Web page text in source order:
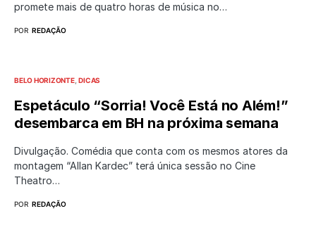
promete mais de quatro horas de música no…
POR REDAÇÃO
BELO HORIZONTE DICAS
Espetáculo “Sorria! Você Está no Além!”
desembarca em BH na próxima semana
Divulgação. Comédia que conta com os mesmos atores da
montagem “Allan Kardec” terá única sessão no Cine
Theatro…
POR REDAÇÃO